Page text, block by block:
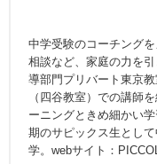
中学受験のコーチング
相談など、家庭の力を
導部門プリバート東京
（四谷教室）での講師
ーニングときめ細かい
期のサピックス生とし
学。webサイト：